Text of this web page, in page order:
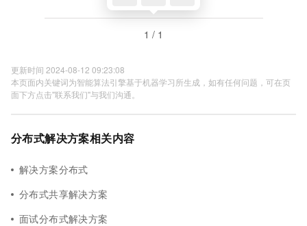
1 / 1
更新时间 2024-08-12 09:23:08
本页面内关键词为智能算法引擎基于机器学习所生成，如有任何问题，可在页
面下方点击"联系我们"与我们沟通。
分布式解决方案相关内容
解决方案分布式
分布式共享解决方案
面试分布式解决方案